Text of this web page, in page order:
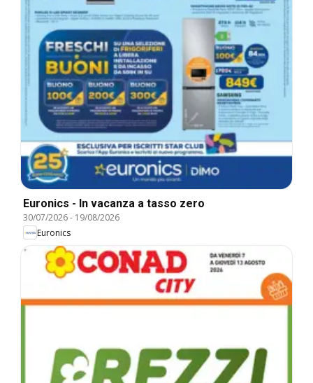
Euronics - In vacanza a tasso zero
30/07/2026- 19/08/2026
Euronics